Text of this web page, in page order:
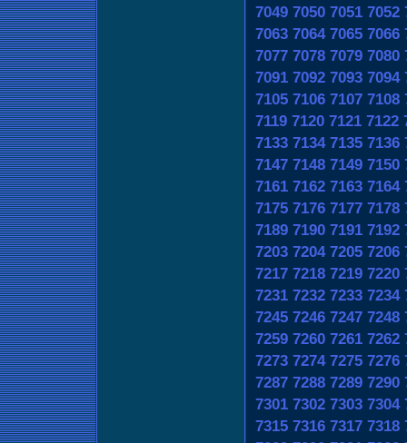
7049 7050 7051 7052
7063 7064 7065 7066
7077 7078 7079 7080
7091 7092 7093 7094
7105 7106 7107 7108
7119 7120 7121 7122
7133 7134 7135 7136
7147 7148 7149 7150
7161 7162 7163 7164
7175 7176 7177 7178
7189 7190 7191 7192
7203 7204 7205 7206
7217 7218 7219 7220
7231 7232 7233 7234
7245 7246 7247 7248
7259 7260 7261 7262
7273 7274 7275 7276
7287 7288 7289 7290
7301 7302 7303 7304
7315 7316 7317 7318